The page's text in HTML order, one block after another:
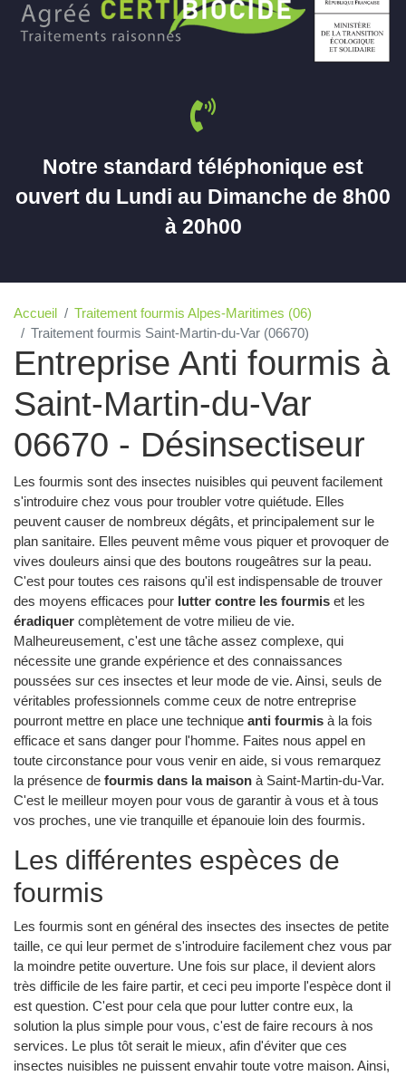
Notre standard téléphonique est
ouvert du Lundi au Dimanche de 8h00
à 20h00
Accueil
Traitement fourmis Alpes-Maritimes (06)
Traitement fourmis Saint-Martin-du-Var (06670)
Entreprise Anti fourmis à
Saint-Martin-du-Var
06670 - Désinsectiseur
Les fourmis sont des insectes nuisibles qui peuvent facilement
s'introduire chez vous pour troubler votre quiétude. Elles
peuvent causer de nombreux dégâts, et principalement sur le
plan sanitaire. Elles peuvent même vous piquer et provoquer de
vives douleurs ainsi que des boutons rougeâtres sur la peau.
C'est pour toutes ces raisons qu'il est indispensable de trouver
des moyens efficaces pour lutter contre les fourmis et les
éradiquer complètement de votre milieu de vie.
Malheureusement, c'est une tâche assez complexe, qui
nécessite une grande expérience et des connaissances
poussées sur ces insectes et leur mode de vie. Ainsi, seuls de
véritables professionnels comme ceux de notre entreprise
pourront mettre en place une technique anti fourmis à la fois
efficace et sans danger pour l'homme. Faites nous appel en
toute circonstance pour vous venir en aide, si vous remarquez
la présence de fourmis dans la maison à Saint-Martin-du-Var.
C'est le meilleur moyen pour vous de garantir à vous et à tous
vos proches, une vie tranquille et épanouie loin des fourmis.
Les différentes espèces de
fourmis
Les fourmis sont en général des insectes des insectes de petite
taille, ce qui leur permet de s'introduire facilement chez vous par
la moindre petite ouverture. Une fois sur place, il devient alors
très difficile de les faire partir, et ceci peu importe l'espèce dont il
est question. C'est pour cela que pour lutter contre eux, la
solution la plus simple pour vous, c'est de faire recours à nos
services. Le plus tôt serait le mieux, afin d'éviter que ces
insectes nuisibles ne puissent envahir toute votre maison. Ainsi,